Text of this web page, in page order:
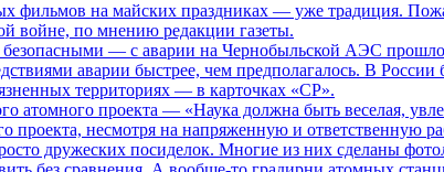
фильмов на майских праздниках — уже традиция.
по мнению редакции газеты.
безопасными — с аварии на Чернобыльской АЭС прошло
аварии быстрее, чем предполагалось. В
территориях — в карточках «СР».
атомного проекта — «Наука должна быть веселая,
несмотря на напряженную и ответственную
дружеских посиделок. Многие из них сделаны